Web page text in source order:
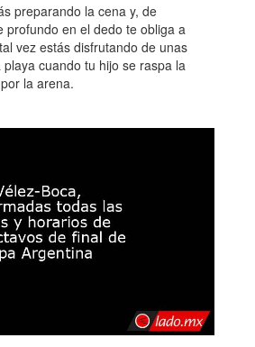
preparando la cena y, de
profundo en el dedo te obliga a
vez estás disfrutando de unas
cuando tu hijo se raspa la
la arena.